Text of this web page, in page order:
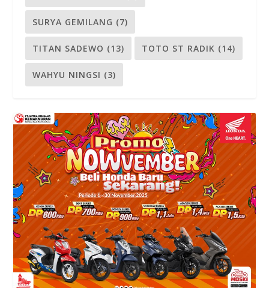
SURYA GEMILANG (7)
TITAN SADEWO (13) TOTO ST RADIK (14)
WAHYU NINGSI (3)